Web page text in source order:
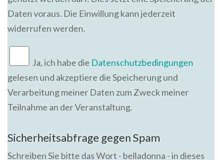
Daten voraus. Die Einwillung kann jederzeit
widerrufen werden.
Ja, ich habe die Datenschutzbedingungen
gelesen und akzeptiere die Speicherung und
Verarbeitung meiner Daten zum Zweck meiner
Teilnahme an der Veranstaltung.
Sicherheitsabfrage gegen Spam
Schreiben Sie bitte das Wort - belladonna - in dieses